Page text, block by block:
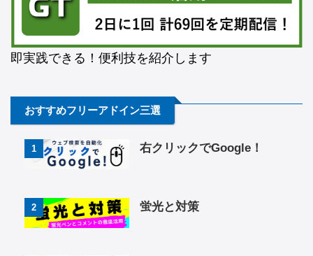
即実践できる！便利技を紹介します
おすすめフリーアドイン三選
1 右クリックでGoogle！
2 蛍光と対策